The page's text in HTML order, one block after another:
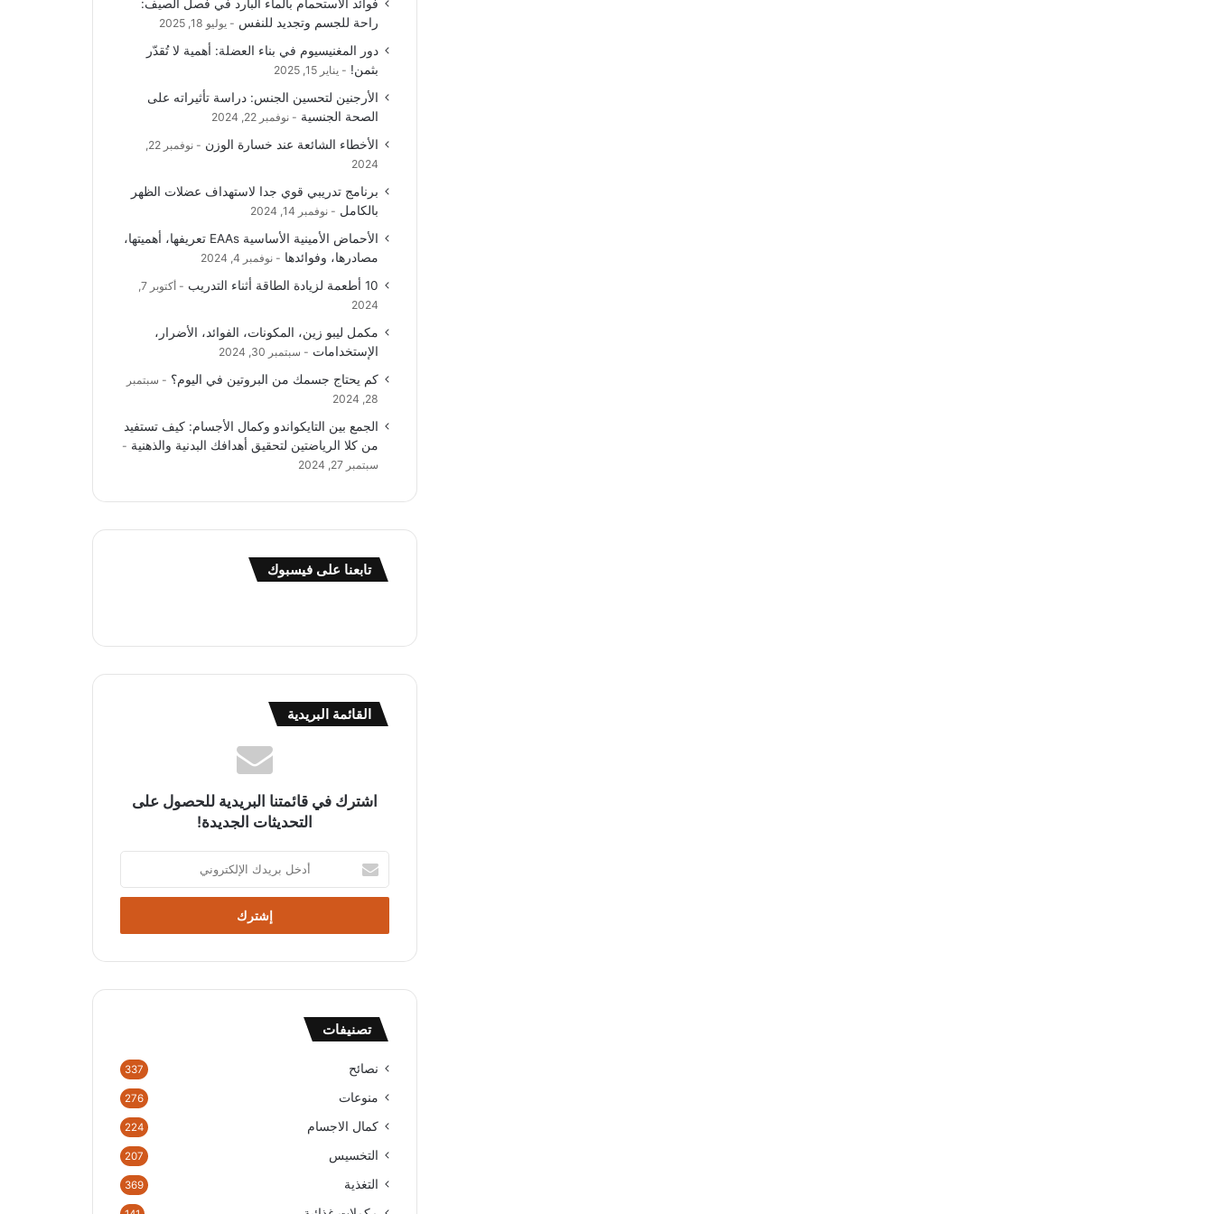
و
ك
T
u
b
e
ق
ر
ا
ا
ل
م
ع
R
فوائد الاستحمام بالماء البارد في فصل الصيف:
راحة للجسم وتجديد للنفس
يوليو 18, 2025
دور المغنيسيوم في بناء العضلة: أهمية لا تُقدّر
بثمن!
يناير 15, 2025
الأرجنين لتحسين الجنس: دراسة تأثيراته على
الصحة الجنسية
نوفمبر 22, 2024
الأخطاء الشائعة عند خسارة الوزن
نوفمبر 22,
2024
برنامج تدريبي قوي جدا لاستهداف عضلات الظهر
بالكامل
نوفمبر 14, 2024
الأحماض الأمينية الأساسية EAAs تعريفها، أهميتها،
مصادرها، وفوائدها
نوفمبر 4, 2024
10 أطعمة لزيادة الطاقة أثناء التدريب
أكتوبر 7,
2024
مكمل ليبو زين، المكونات، الفوائد، الأضرار،
الإستخدامات
سبتمبر 30, 2024
كم يحتاج جسمك من البروتين في اليوم؟
سبتمبر
28, 2024
الجمع بين التايكواندو وكمال الأجسام: كيف تستفيد
من كلا الرياضتين لتحقيق أهدافك البدنية والذهنية
سبتمبر 27, 2024
تابعنا على فيسبوك
القائمة البريدية
اشترك في قائمتنا البريدية للحصول على
التحديثات الجديدة!
خ
ب
د
إ
ت
و
ن
تصنيفات
نصائح 337
منوعات 276
كمال الاجسام 224
التخسيس 207
التغذية 369